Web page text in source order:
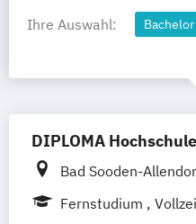
Ihre Auswahl: Bachelor
DIPLOMA Hochschule
Bad Sooden-
Baden-Baden
Fernstudium